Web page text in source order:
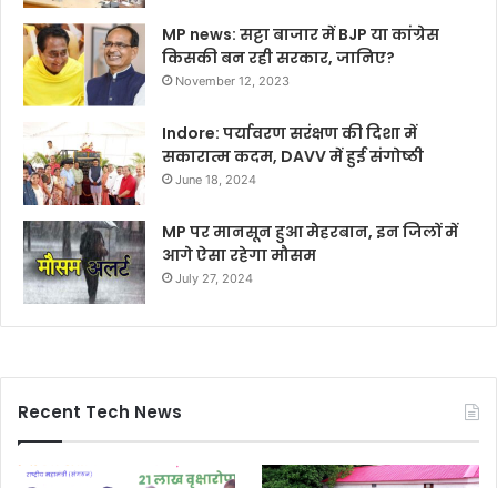
MP news: सट्टा बाजार में BJP या कांग्रेस
किसकी बन रही सरकार, जानिए?
November 12, 2023
Indore: पर्यावरण सरंक्षण की दिशा में
सकारात्म कदम, DAVV में हुई संगोष्ठी
June 18, 2024
MP पर मानसून हुआ मेहरबान, इन जिलों में
आगे ऐसा रहेगा मौसम
July 27, 2024
Recent Tech News